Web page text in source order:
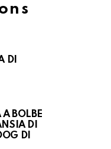
DI
BOLBE
DI
DI